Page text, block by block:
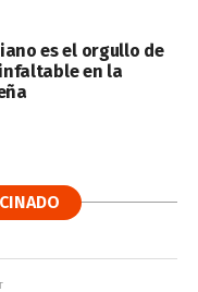
es el orgullo de
en la